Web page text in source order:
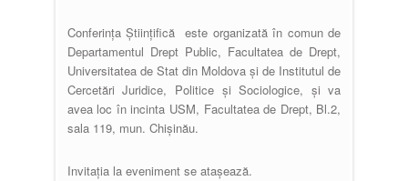
Conferința Științifică este organizată în comun de
Departamentul Drept Public, Facultatea de Drept,
Universitatea de Stat din Moldova şi de Institutul de
Cercetări Juridice, Politice și Sociologice, și va
avea loc în incinta USM, Facultatea de Drept, Bl.2,
sala 119, mun. Chișinău.
Invitația la eveniment se atașează.